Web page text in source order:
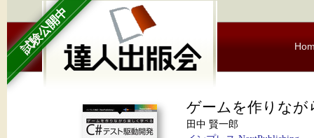
試験公開中
ゲームを作りなが
田中 賢一郎